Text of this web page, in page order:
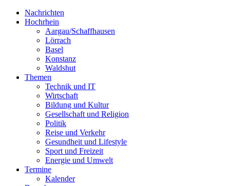
Nachrichten
Hochrhein
Aargau/Schaffhausen
Lörrach
Basel
Konstanz
Waldshut
Themen
Technik und IT
Wirtschaft
Bildung und Kultur
Gesellschaft und Religion
Politik
Reise und Verkehr
Gesundheit und Lifestyle
Sport und Freizeit
Energie und Umwelt
Termine
Kalender